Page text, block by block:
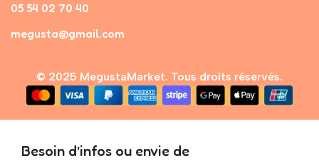
05 54 02 70 40
megusta@gmail.com
© 2025 MegustaMarket. Tous droits réservés.
Besoin d’infos ou envie de